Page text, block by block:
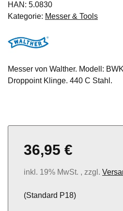
HAN: 5.0830
Kategorie: Messer & Tools
Messer von Walther. Modell:
Droppoint Klinge. 440 C Stahl.
36,95 €
inkl. 19% MwSt. , zzgl.
(Standard P18)